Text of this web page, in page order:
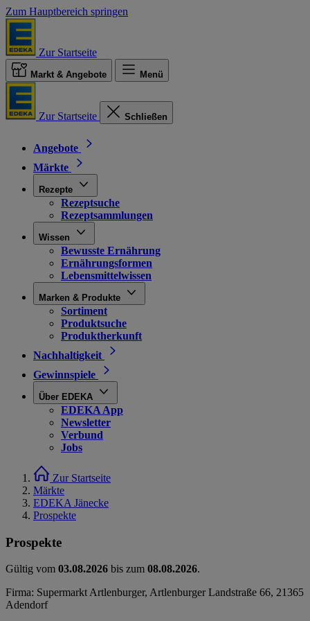
Zum Hauptbereich springen
Zur Startseite
Markt & Angebote Menü
Zur Startseite Schließen
Angebote
Märkte
Rezepte
Rezeptsuche
Rezeptsammlungen
Wissen
Bewusste Ernährung
Ernährungsformen
Lebensmittelwissen
Marken & Produkte
Sortiment
Produktsuche
Produktherkunft
Nachhaltigkeit
Gewinnspiele
Über EDEKA
EDEKA App
Newsletter
Verbund
Jobs
Zur Startseite
Märkte
EDEKA Jänecke
Prospekte
Prospekte
Gültig vom 03.08.2026 bis zum 08.08.2026.
Firma: Supermarkt Artlenburger, Artlenburger Landstraße 66, 21365
Adendorf